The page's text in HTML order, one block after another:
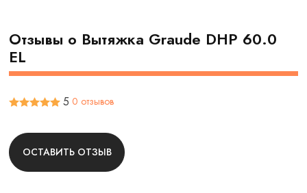
Отзывы о Вытяжка Graude DHP 60.0
EL
5 0 отзывов
ОСТАВИТЬ ОТЗЫВ